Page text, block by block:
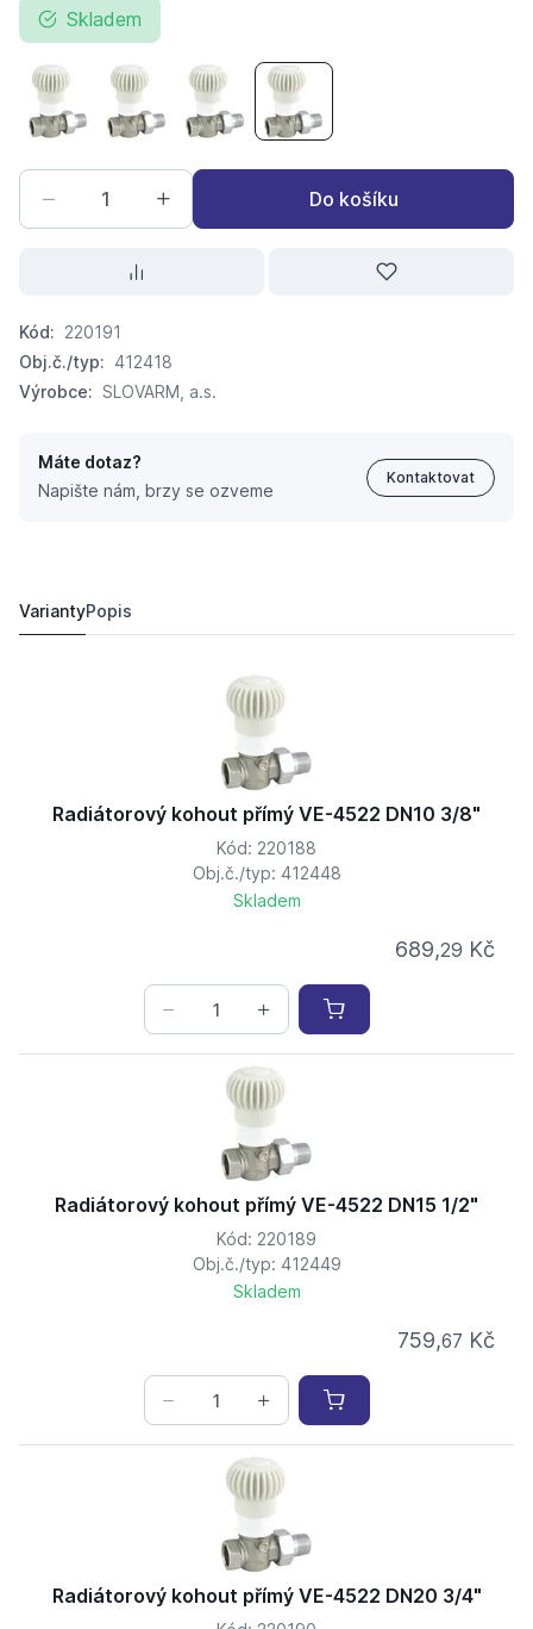
Skladem
Radiátorový kohout přímý VE-4522 DN10 3/8"
Radiátorový kohout přímý VE-4522 DN15 1/2"
Radiátorový kohout přímý VE-4522
Radiátorový kohout přímý
Do košíku
Kód: 220191
Obj.č./typ: 412418
Výrobce: SLOVARM, a.s.
Máte dotaz?
Napište nám, brzy se ozveme
Kontaktovat
VariantyPopis
Radiátorový kohout přímý VE-4522 DN10 3/8"
Kód: 220188
Obj.č./typ: 412448
Skladem
689,29 Kč
Radiátorový kohout přímý VE-4522 DN15 1/2"
Kód: 220189
Obj.č./typ: 412449
Skladem
759,67 Kč
Radiátorový kohout přímý VE-4522 DN20 3/4"